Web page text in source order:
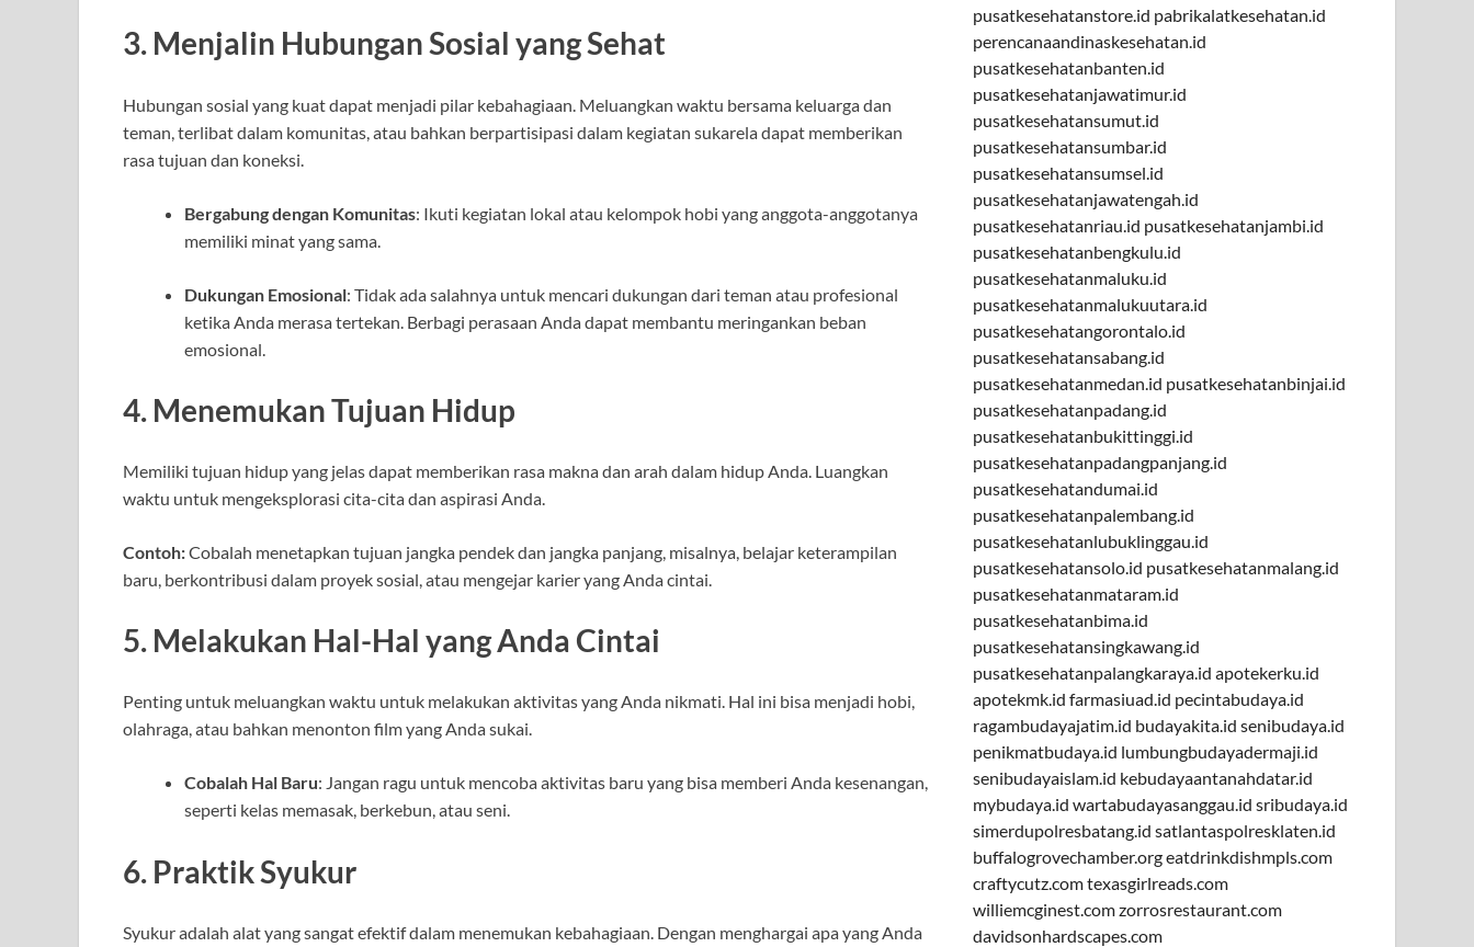
3. Menjalin Hubungan Sosial yang Sehat
Hubungan sosial yang kuat dapat menjadi pilar kebahagiaan. Meluangkan waktu bersama keluarga dan
teman, terlibat dalam komunitas, atau bahkan berpartisipasi dalam kegiatan sukarela dapat memberikan
rasa tujuan dan koneksi.
Bergabung dengan Komunitas: Ikuti kegiatan lokal atau kelompok hobi yang anggota-anggotanya
memiliki minat yang sama.
Dukungan Emosional: Tidak ada salahnya untuk mencari dukungan dari teman atau profesional
ketika Anda merasa tertekan. Berbagi perasaan Anda dapat membantu meringankan beban
emosional.
4. Menemukan Tujuan Hidup
Memiliki tujuan hidup yang jelas dapat memberikan rasa makna dan arah dalam hidup Anda. Luangkan
waktu untuk mengeksplorasi cita-cita dan aspirasi Anda.
Contoh:Cobalah menetapkan tujuan jangka pendek dan jangka panjang, misalnya, belajar keterampilan
baru, berkontribusi dalam proyek sosial, atau mengejar karier yang Anda cintai.
5. Melakukan Hal-Hal yang Anda Cintai
Penting untuk meluangkan waktu untuk melakukan aktivitas yang Anda nikmati. Hal ini bisa menjadi hobi,
olahraga, atau bahkan menonton film yang Anda sukai.
Cobalah Hal Baru: Jangan ragu untuk mencoba aktivitas baru yang bisa memberi Anda kesenangan,
seperti kelas memasak, berkebun, atau seni.
6. Praktik Syukur
Syukur adalah alat yang sangat efektif dalam menemukan kebahagiaan. Dengan menghargai apa yang Anda
pusatkesehatanstore.id pabrikalatkesehatan.id
perencanaandinaskesehatan.id
pusatkesehatanbanten.id
pusatkesehatanjawatimur.id
pusatkesehatansumut.id
pusatkesehatansumbar.id
pusatkesehatansumsel.id
pusatkesehatanjawatengah.id
pusatkesehatanriau.id pusatkesehatanjambi.id
pusatkesehatanbengkulu.id
pusatkesehatanmaluku.id
pusatkesehatanmalukuutara.id
pusatkesehatangorontalo.id
pusatkesehatansabang.id
pusatkesehatanmedan.id pusatkesehatanbinjai.id
pusatkesehatanpadang.id
pusatkesehatanbukittinggi.id
pusatkesehatanpadangpanjang.id
pusatkesehatandumai.id
pusatkesehatanpalembang.id
pusatkesehatanlubuklinggau.id
pusatkesehatansolo.id pusatkesehatanmalang.id
pusatkesehatanmataram.id
pusatkesehatanbima.id
pusatkesehatansingkawang.id
pusatkesehatanpalangkaraya.id apotekerku.id
apotekmk.id farmasiuad.id pecintabudaya.id
ragambudayajatim.id budayakita.id senibudaya.id
penikmatbudaya.id lumbungbudayadermaji.id
senibudayaislam.id kebudayaantanahdatar.id
mybudaya.id wartabudayasanggau.id sribudaya.id
simerdupolresbatang.id satlantaspolresklaten.id
buffalogrovechamber.orgeatdrinkdishmpls.com
craftycutz.comtexasgirlreads.com
williemcginest.comzorrosrestaurant.com
davidsonhardscapes.com